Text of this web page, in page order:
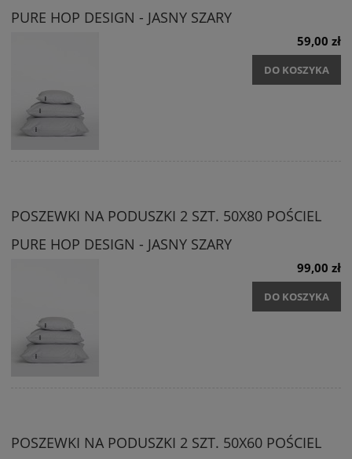
PURE HOP DESIGN - JASNY SZARY
59,00 zł
DO KOSZYKA
POSZEWKI NA PODUSZKI 2 SZT. 50X80 POŚCIEL
PURE HOP DESIGN - JASNY SZARY
99,00 zł
DO KOSZYKA
POSZEWKI NA PODUSZKI 2 SZT. 50X60 POŚCIEL